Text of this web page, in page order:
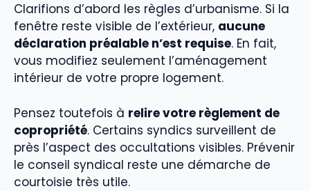
Clarifions d’abord les règles d’urbanisme. Si la
fenêtre reste visible de l’extérieur, aucune
déclaration préalable n’est requise. En fait,
vous modifiez seulement l’aménagement
intérieur de votre propre logement.
Pensez toutefois à relire votre règlement de
copropriété. Certains syndics surveillent de
près l’aspect des occultations visibles. Prévenir
le conseil syndical reste une démarche de
courtoisie très utile.